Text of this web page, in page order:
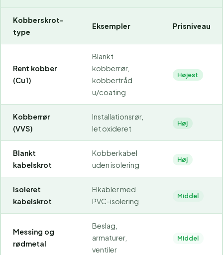
Kobberskrot-
type
Eksempler Prisniveau
Rent kobber
(Cu1)
Blankt
kobberrør,
kobbertråd
u/coating
Højest
Kobberrør
(VVS)
Installationsrør,
let oxideret
Høj
Blankt
kabelskrot
Kobberkabel
uden isolering
Høj
Isoleret
kabelskrot
Elkabler med
PVC-isolering
Middel
Messing og
rødmetal
Beslag,
armaturer,
ventiler
Middel